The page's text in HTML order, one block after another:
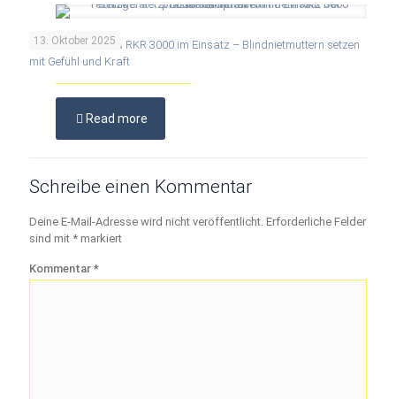
13. Oktober 2025
Praxisbericht: Das RKR 3000 im Einsatz – Blindnietmuttern setzen
mit Gefühl und Kraft
Read more
Schreibe einen Kommentar
Deine E-Mail-Adresse wird nicht veröffentlicht. Erforderliche Felder
sind mit * markiert
Kommentar *